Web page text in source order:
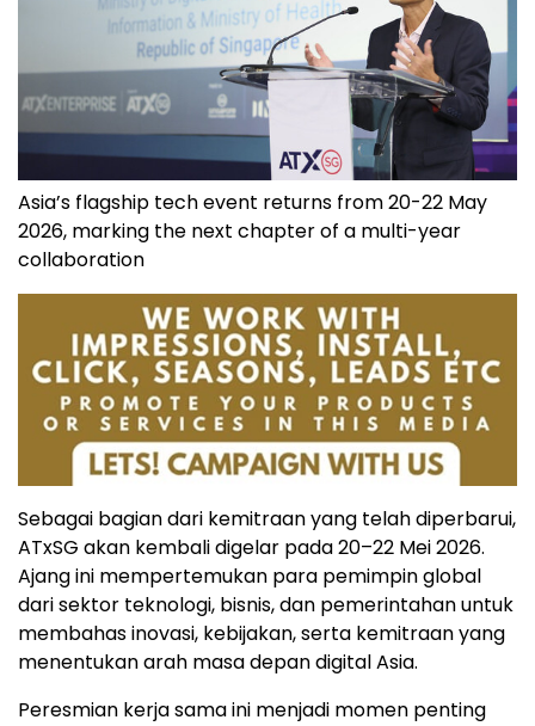
Asia’s flagship tech event returns from 20-22 May
2026, marking the next chapter of a multi-year
collaboration
Sebagai bagian dari kemitraan yang telah diperbarui,
ATxSG akan kembali digelar pada 20–22 Mei 2026.
Ajang ini mempertemukan para pemimpin global
dari sektor teknologi, bisnis, dan pemerintahan untuk
membahas inovasi, kebijakan, serta kemitraan yang
menentukan arah masa depan digital Asia.
Peresmian kerja sama ini menjadi momen penting